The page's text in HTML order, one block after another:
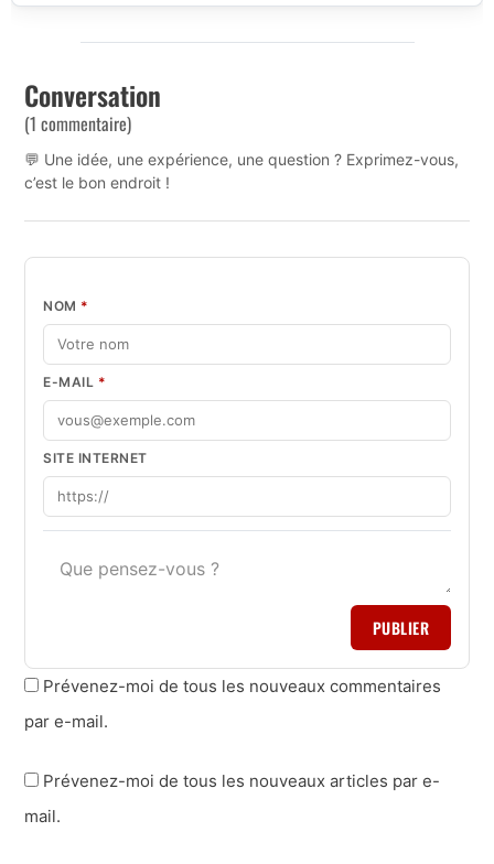
Conversation
(1 commentaire)
💬 Une idée, une expérience, une question ? Exprimez-vous,
c’est le bon endroit !
NOM *
E-MAIL *
SITE INTERNET
PUBLIER
Prévenez-moi de tous les nouveaux commentaires
par e-mail.
Prévenez-moi de tous les nouveaux articles par e-
mail.